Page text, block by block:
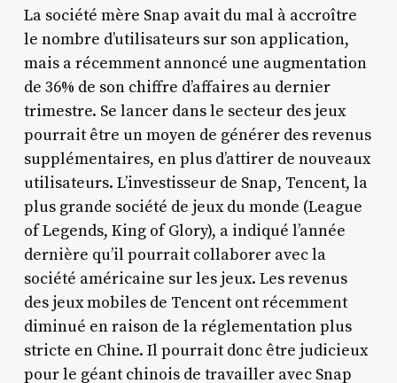
La société mère Snap avait du mal à accroître
le nombre d’utilisateurs sur son application,
mais a récemment annoncé une augmentation
de 36% de son chiffre d’affaires au dernier
trimestre. Se lancer dans le secteur des jeux
pourrait être un moyen de générer des revenus
supplémentaires, en plus d’attirer de nouveaux
utilisateurs. L’investisseur de Snap, Tencent, la
plus grande société de jeux du monde (League
of Legends, King of Glory), a indiqué l’année
dernière qu’il pourrait collaborer avec la
société américaine sur les jeux. Les revenus
des jeux mobiles de Tencent ont récemment
diminué en raison de la réglementation plus
stricte en Chine. Il pourrait donc être judicieux
pour le géant chinois de travailler avec Snap